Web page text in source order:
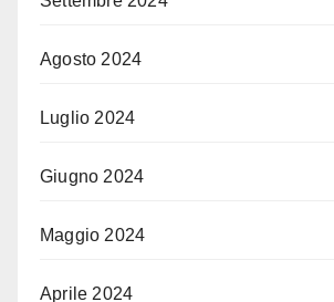
Agosto 2024
Luglio 2024
Giugno 2024
Maggio 2024
Aprile 2024